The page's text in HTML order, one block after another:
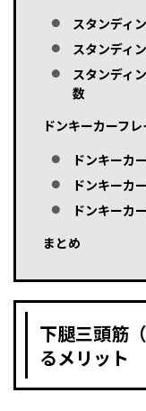
スタンディ
スタンディ
スタンディ
数
ドンキーカーフ
ドンキーカ
ドンキーカ
ドンキーカ
まとめ
下腿三頭筋
るメリット